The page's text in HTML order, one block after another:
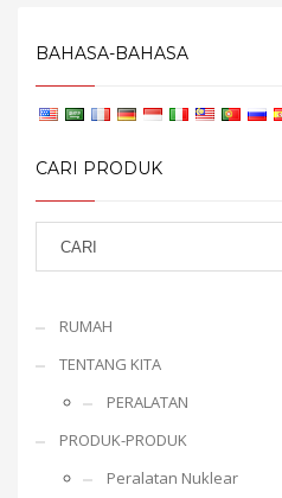
BAHASA-BAHASA
CARI PRODUK
RUMAH
TENTANG KITA
PERALATAN
PRODUK-PRODUK
Peralatan Nuklear